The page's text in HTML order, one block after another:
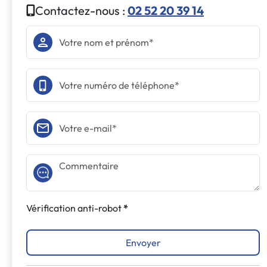
Contactez-nous : 02 52 20 39 14
Vérification anti-robot
Envoyer